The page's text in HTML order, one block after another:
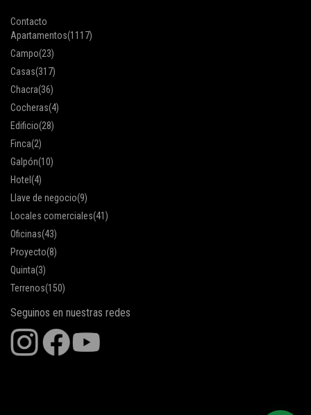
Contacto
Apartamentos(1117)
Campo(23)
Casas(317)
Chacra(36)
Cocheras(4)
Edificio(28)
Finca(2)
Galpón(10)
Hotel (4)
Llave de negocio(9)
Locales comerciales(41)
Oficinas(43)
Proyecto(8)
Quinta(3)
Terrenos(150)
Seguinos en nuestras redes